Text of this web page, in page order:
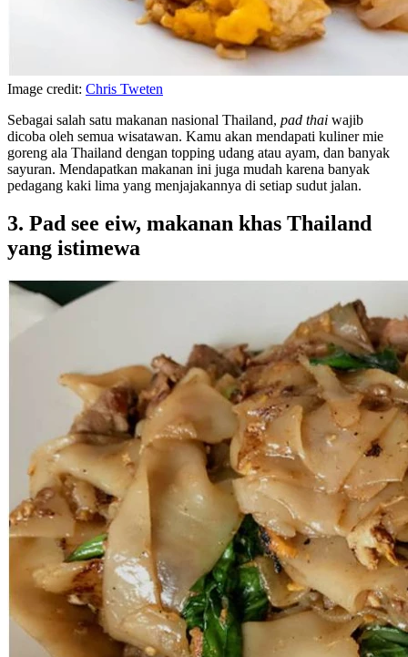
Image credit: Chris Tweten
Sebagai salah satu makanan nasional Thailand, pad thai wajib
dicoba oleh semua wisatawan. Kamu akan mendapati kuliner mie
goreng ala Thailand dengan topping udang atau ayam, dan banyak
sayuran. Mendapatkan makanan ini juga mudah karena banyak
pedagang kaki lima yang menjajakannya di setiap sudut jalan.
3. Pad see eiw, makanan khas Thailand
yang istimewa